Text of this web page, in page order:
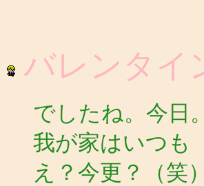
バレンタイ
でしたね。今日。
我が家はいつも
え？今更？（笑）